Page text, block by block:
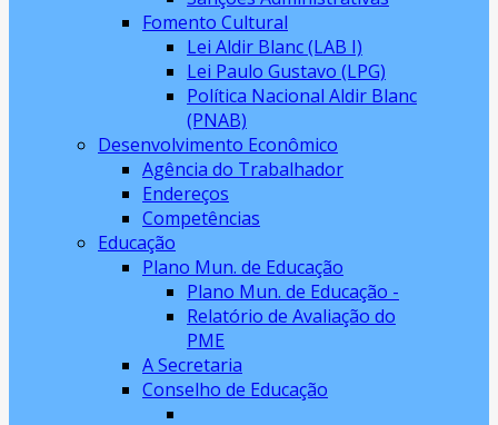
Fomento Cultural
Lei Aldir Blanc (LAB I)
Lei Paulo Gustavo (LPG)
Política Nacional Aldir Blanc
(PNAB)
Desenvolvimento Econômico
Agência do Trabalhador
Endereços
Competências
Educação
Plano Mun. de Educação
Plano Mun. de Educação -
Relatório de Avaliação do
PME
A Secretaria
Conselho de Educação